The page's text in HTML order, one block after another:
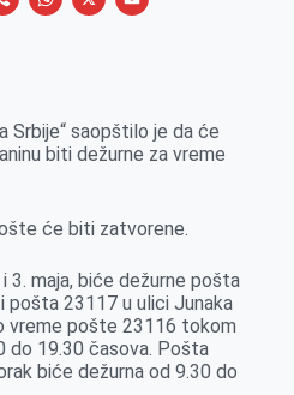
r
s
A
p
Srbije“ saopštilo je da će
biti dežurne za vreme
će biti zatvorene.
3. maja, biće dežurne pošta
pošta 23117 u ulici Junaka
vreme pošte 23116 tokom
do 19.30 časova. Pošta
biće dežurna od 9.30 do